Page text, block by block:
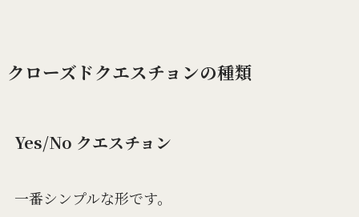
クローズドクエスチョンの種類
Yes/No クエスチョン
一番シンプルな形です。